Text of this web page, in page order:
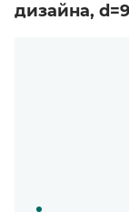
дизайна,